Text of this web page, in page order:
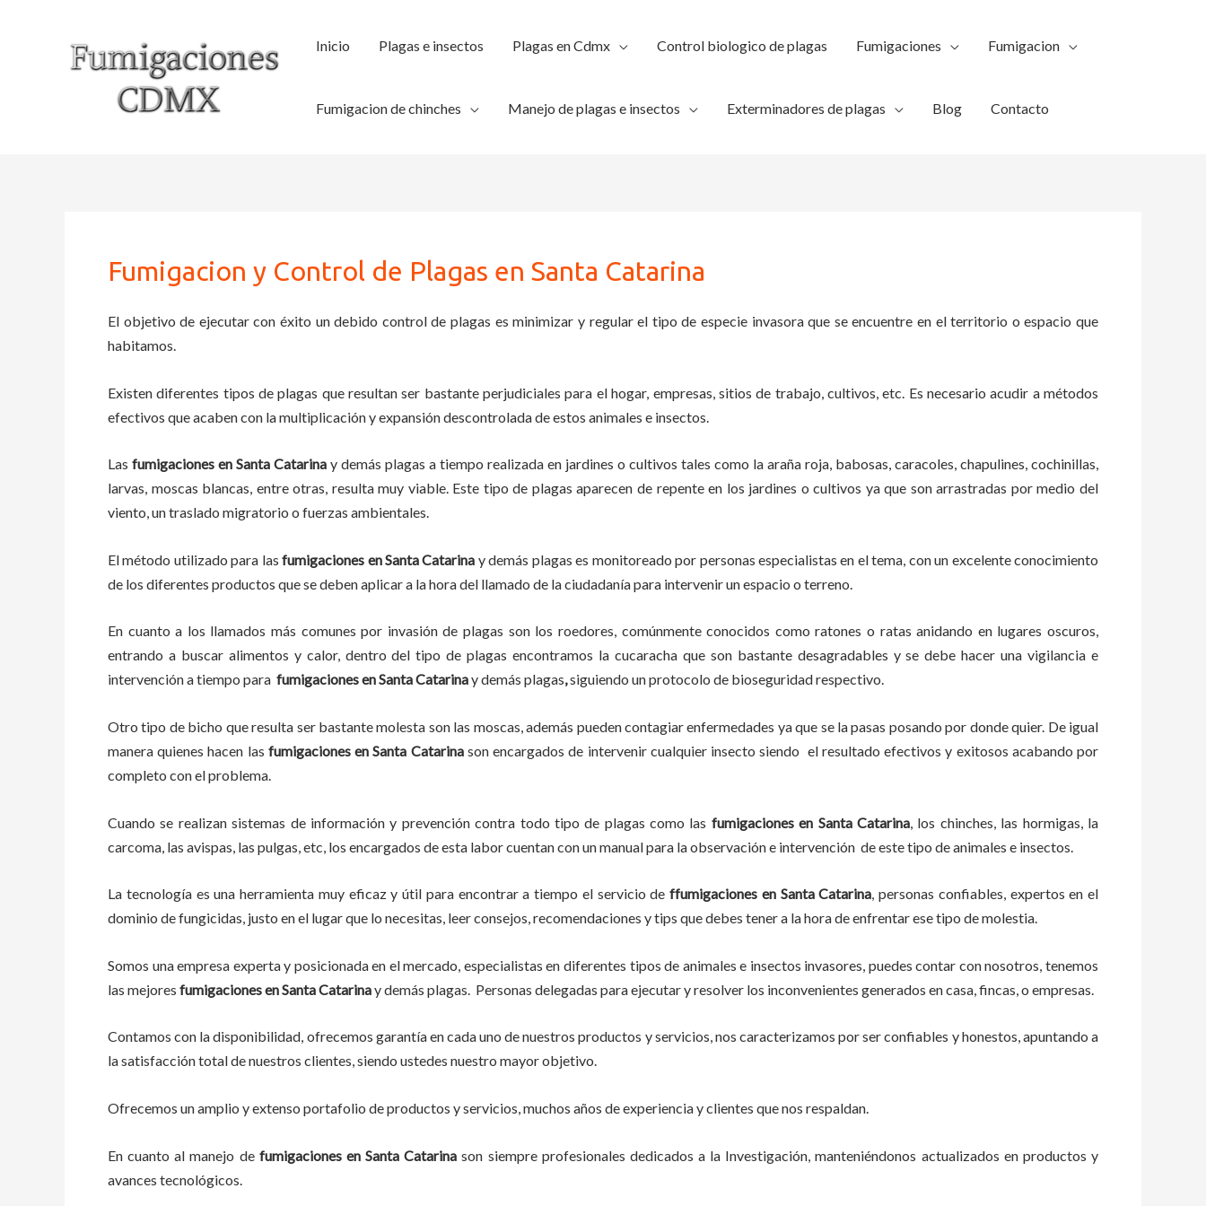
Inicio Plagas e insectos Plagas en Cdmx Control biologico de plagas Fumigaciones Fumigacion
Fumigacion de chinches Manejo de plagas e insectos Exterminadores de plagas Blog Contacto
Fumigacion y Control de Plagas en Santa Catarina
El objetivo de ejecutar con éxito un debido control de plagas es minimizar y regular el tipo de especie invasora que se encuentre en el territorio o espacio que
habitamos.
Existen diferentes tipos de plagas que resultan ser bastante perjudiciales para el hogar, empresas, sitios de trabajo, cultivos, etc. Es necesario acudir a métodos
efectivos que acaben con la multiplicación y expansión descontrolada de estos animales e insectos.
Las fumigaciones en Santa Catarina y demás plagas a tiempo realizada en jardines o cultivos tales como la araña roja, babosas, caracoles, chapulines, cochinillas,
larvas, moscas blancas, entre otras, resulta muy viable. Este tipo de plagas aparecen de repente en los jardines o cultivos ya que son arrastradas por medio del
viento, un traslado migratorio o fuerzas ambientales.
El método utilizado para las fumigaciones enSanta Catarina y demás plagas es monitoreado por personas especialistas en el tema, con un excelente conocimiento
de los diferentes productos que se deben aplicar a la hora del llamado de la ciudadanía para intervenir un espacio o terreno.
En cuanto a los llamados más comunes por invasión de plagas son los roedores, comúnmente conocidos como ratones o ratas anidando en lugares oscuros,
entrando a buscar alimentos y calor, dentro del tipo de plagas encontramos la cucaracha que son bastante desagradables y se debe hacer una vigilancia e
intervención a tiempo para fumigacionesenSanta Catarinay demás plagas,siguiendo un protocolo de bioseguridad respectivo.
Otro tipo de bicho que resulta ser bastante molesta son las moscas, además pueden contagiar enfermedades ya que se la pasas posando por donde quier. De igual
manera quienes hacen las fumigacionesenSanta Catarinason encargados de intervenir cualquier insecto siendo el resultado efectivos y exitosos acabando por
completo con el problema.
Cuando se realizan sistemas de información y prevención contra todo tipo de plagas como las fumigacionesen Santa Catarina , los chinches, las hormigas, la
carcoma, las avispas, las pulgas, etc, los encargados de esta laborcuentan con un manual para la observación e intervención de este tipo de animales e insectos.
La tecnología es una herramienta muy eficaz y útil para encontrar a tiempo el servicio de ffumigaciones en Santa Catarina, personas confiables, expertos en el
dominio de fungicidas, justo en el lugar que lo necesitas, leer consejos, recomendaciones y tips que debes tener a la hora de enfrentar ese tipo de molestia.
Somos una empresa experta y posicionada en el mercado, especialistas en diferentes tipos de animales e insectos invasores, puedes contar con nosotros, tenemos
las mejores fumigacionesenSanta Catarinay demás plagas. Personas delegadas para ejecutar y resolver los inconvenientes generados en casa, fincas, o empresas.
Contamos con la disponibilidad, ofrecemos garantía en cada uno de nuestros productos y servicios, nos caracterizamos por ser confiables y honestos, apuntando a
la satisfacción total de nuestros clientes, siendo ustedes nuestro mayor objetivo.
Ofrecemos un amplio y extenso portafolio de productos y servicios, muchos años de experiencia y clientes que nos respaldan.
En cuanto almanejo defumigaciones enSanta Catarina son siempre profesionales dedicados a la Investigación, manteniéndonos actualizados en productos y
avances tecnológicos.